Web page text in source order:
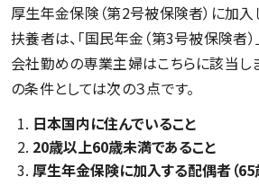
厚生年金保険（第2号被保険者）に加
扶養者は、「国民年金（第3号被保険者）
会社勤めの専業主婦はこちらに該当し
の条件としては次の３点です。
日本国内に住んでいること
20歳以上60歳未満であること
厚生年金保険に加入する配偶者（